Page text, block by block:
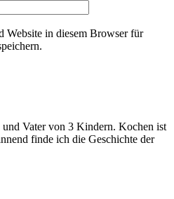
Website in diesem Browser für
Vater von 3 Kindern. Kochen ist
finde ich die Geschichte der